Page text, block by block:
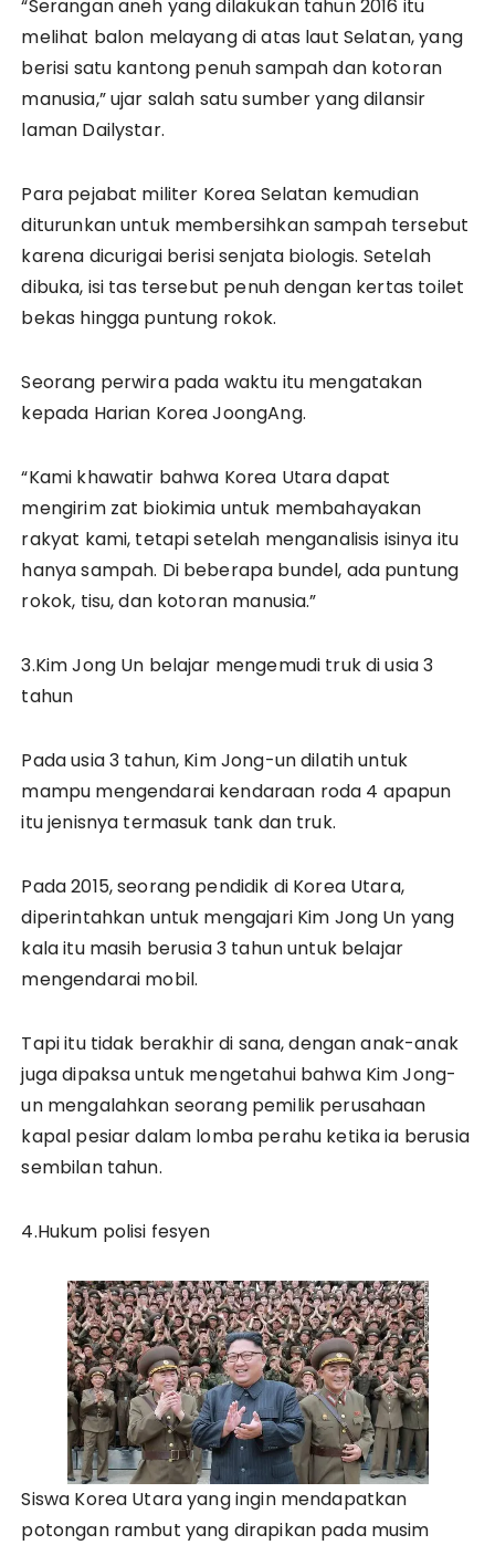
“Serangan aneh yang dilakukan tahun 2016 itu
melihat balon melayang di atas laut Selatan, yang
berisi satu kantong penuh sampah dan kotoran
manusia,” ujar salah satu sumber yang dilansir
laman Dailystar.
Para pejabat militer Korea Selatan kemudian
diturunkan untuk membersihkan sampah tersebut
karena dicurigai berisi senjata biologis. Setelah
dibuka, isi tas tersebut penuh dengan kertas toilet
bekas hingga puntung rokok.
Seorang perwira pada waktu itu mengatakan
kepada Harian Korea JoongAng.
“Kami khawatir bahwa Korea Utara dapat
mengirim zat biokimia untuk membahayakan
rakyat kami, tetapi setelah menganalisis isinya itu
hanya sampah. Di beberapa bundel, ada puntung
rokok, tisu, dan kotoran manusia.”
3.Kim Jong Un belajar mengemudi truk di usia 3
tahun
Pada usia 3 tahun, Kim Jong-un dilatih untuk
mampu mengendarai kendaraan roda 4 apapun
itu jenisnya termasuk tank dan truk.
Pada 2015, seorang pendidik di Korea Utara,
diperintahkan untuk mengajari Kim Jong Un yang
kala itu masih berusia 3 tahun untuk belajar
mengendarai mobil.
Tapi itu tidak berakhir di sana, dengan anak-anak
juga dipaksa untuk mengetahui bahwa Kim Jong-
un mengalahkan seorang pemilik perusahaan
kapal pesiar dalam lomba perahu ketika ia berusia
sembilan tahun.
4.Hukum polisi fesyen
Siswa Korea Utara yang ingin mendapatkan
potongan rambut yang dirapikan pada musim